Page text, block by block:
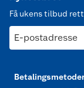
Få ukens tilbud
E-postadresse